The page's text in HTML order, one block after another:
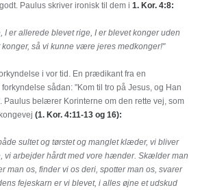
Paulus skriver ironisk til dem i 1. Kor. 4:8:
I er allerede blevet rige, I er blevet konger uden
så vi kunne være jeres medkonger!"
i vor tid. En prædikant fra en
sådan: "Kom til tro på Jesus, og Han
Paulus belærer Korinterne om den rette vej, som
(1. Kor. 4:11-13 og 16):
sultet og tørstet og manglet klæder, vi bliver
vi arbejder hårdt med vore hænder. Skælder man
man os, finder vi os deri, spotter man os, svarer
fejeskarn er vi blevet, i alles øjne et udskud